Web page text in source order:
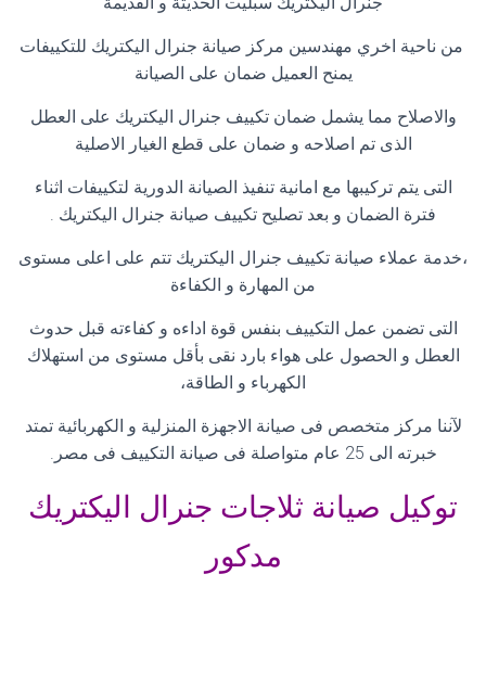
من ناحية اخري مهندسين مركز صيانة جنرال اليكتريك للتكييفات
يمنح العميل ضمان على الصيانة
والاصلاح مما يشمل ضمان تكييف جنرال اليكتريك على العطل
الذى تم اصلاحه و ضمان على قطع الغيار الاصلية
التى يتم تركيبها مع امانية تنفيذ الصيانة الدورية لتكييفات اثناء
فترة الضمان و بعد تصليح تكييف صيانة جنرال اليكتريك .
،خدمة عملاء صيانة تكييف جنرال اليكتريك تتم على اعلى مستوى
من المهارة و الكفاءة
التى تضمن عمل التكييف بنفس قوة اداءه و كفاءته قبل حدوث
العطل و الحصول على هواء بارد نقى بأقل مستوى من استهلاك
الكهرباء و الطاقة،
لآننا مركز متخصص فى صيانة الاجهزة المنزلية و الكهربائية تمتد
خبرته الى 25 عام متواصلة فى صيانة التكييف فى مصر
.
توكيل صيانة ثلاجات جنرال اليكتريك
مدكور